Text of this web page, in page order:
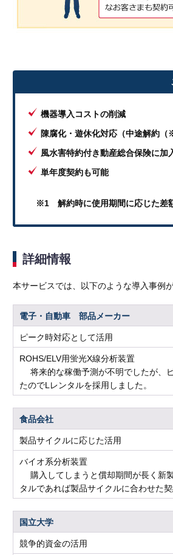
機器導入コストの削減
陳腐化・遊休化対応（中途解約（
風水害特約付き動産総合保険に加
単年度契約も可能
※1 解約時に使用期間に応じた差
詳細情報
本サービスでは、以下のような導入事例
電子・自動車 部品メーカー
ピーク時対応として活用
ROHS/ELV用蛍光X線分析装置
将来的な稼働予測が不明でしたが、
たのでLレンタルを採用しました。
食品会社
製品サイクルに応じた活用
バイオ系分析装置
購入してしまうと償却期間が長く新
タルであれば製品サイクルに合わせた
国立大学
競争的資金の活用